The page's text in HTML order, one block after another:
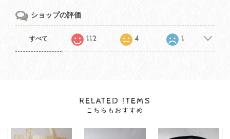
ショップの評価
すべて 112 4 1
RELATED ITEMS
こちらもおすすめ